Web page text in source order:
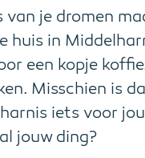
van je dromen
huis in
een kopje
Misschien is
iets voor
jouw ding?